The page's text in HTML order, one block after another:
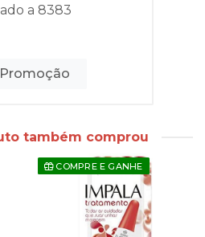
a 8383
também comprou
COMPRE E GANHE